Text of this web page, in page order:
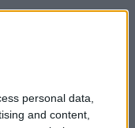
personal data,
and content,